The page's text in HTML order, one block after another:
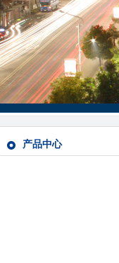
产品中心